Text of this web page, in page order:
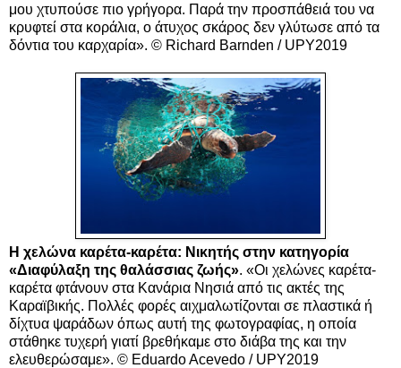
μου χτυπούσε πιο γρήγορα. Παρά την προσπάθειά του να
κρυφτεί στα κοράλια, ο άτυχος σκάρος δεν γλύτωσε από τα
δόντια του καρχαρία». © Richard Barnden / UPY2019
Η χελώνα καρέτα-καρέτα: Νικητής στην κατηγορία
«Διαφύλαξη της θαλάσσιας ζωής». «Οι χελώνες καρέτα-
καρέτα φτάνουν στα Κανάρια Νησιά από τις ακτές της
Καραϊβικής. Πολλές φορές αιχμαλωτίζονται σε πλαστικά ή
δίχτυα ψαράδων όπως αυτή της φωτογραφίας, η οποία
στάθηκε τυχερή γιατί βρεθήκαμε στο διάβα της και την
ελευθερώσαμε». © Eduardo Acevedo / UPY2019